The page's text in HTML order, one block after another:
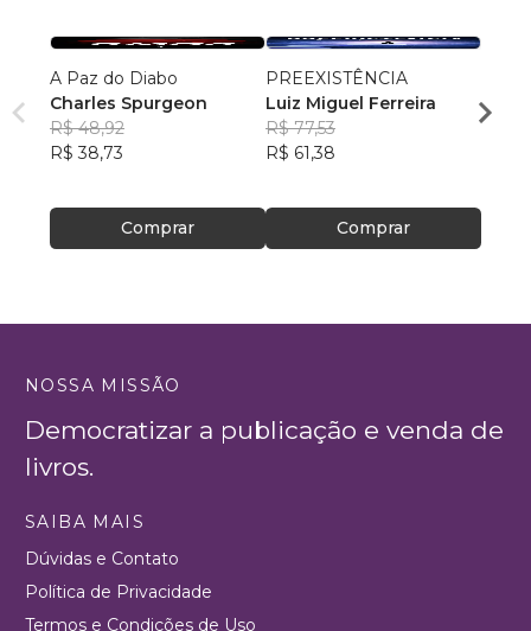
A Paz do Diabo
Charles Spurgeon
R$ 48,92
R$ 38,73
Comprar
PREEXISTÊNCIA
Luiz Miguel Ferreira
R$ 77,53
R$ 61,38
Comprar
de
NOSSA MISSÃO
Democratizar a publicação e venda de
livros.
SAIBA MAIS
Dúvidas e Contato
Política de Privacidade
Termos e Condições de Uso